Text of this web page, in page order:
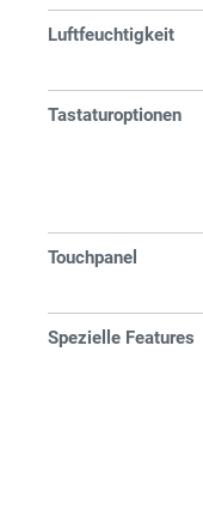
Luftfeuchtigkeit
Tastaturoptionen
Touchpanel
Spezielle Features